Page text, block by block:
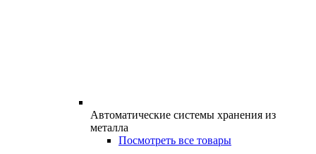
Автоматические системы хранения из
металла
Посмотреть все товары